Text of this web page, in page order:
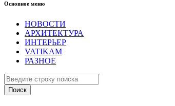
Основное меню
НОВОСТИ
АРХИТЕКТУРА
ИНТЕРЬЕР
VATIKAM
РАЗНОЕ
Поиск